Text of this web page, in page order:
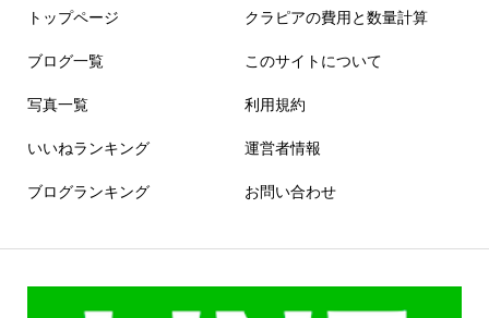
トップページ
ブログ一覧
写真一覧
いいねランキング
ブログランキング
クラピアの費用と数量計算
このサイトについて
利用規約
運営者情報
お問い合わせ